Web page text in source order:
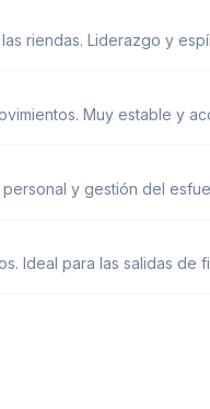
riendas. Liderazgo y
Muy estable y
y gestión del
Ideal para las salidas de